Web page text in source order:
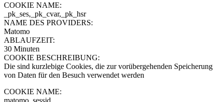
COOKIE NAME:
_pk_ses,_pk_cvar,_pk_hsr
NAME DES PROVIDERS:
Matomo
ABLAUFZEIT:
30 Minuten
COOKIE BESCHREIBUNG:
Die sind kurzlebige Cookies, die zur vorübergehenden Speicherung
von Daten für den Besuch verwendet werden
COOKIE NAME:
matomo_sessid